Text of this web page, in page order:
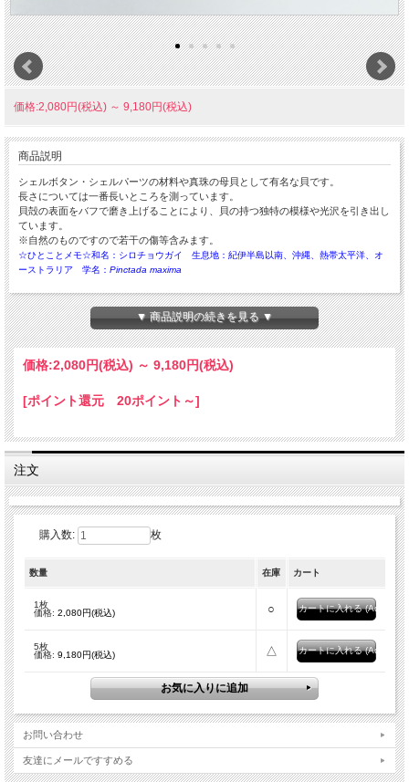
価格:2,080円(税込) ～ 9,180円(税込)
商品説明
シェルボタン・シェルパーツの材料や真珠の母貝として有名な貝です。
長さについては一番長いところを測っています。
貝殻の表面をバフで磨き上げることにより、貝の持つ独特の模様や光沢を引き出し
ています。
※自然のものですので若干の傷等含みます。
☆ひとことメモ☆和名：シロチョウガイ 生息地：紀伊半島以南、沖縄、熱帯太平洋、オ
ーストラリア 学名： Pinctada maxima
≪10枚≫大口特価はこちら※専用のパスワードが必要です
パスワード申請ページはこちら▼ 商品説明の続きを見る ▼
価格:2,080円(税込) ～ 9,180円(税込)
[ポイント還元 20ポイント～]
注文
購入数: 枚
数量 在庫 カート
1枚
価格: 2,080円(税込) ○
5枚
価格: 9,180円(税込) △
お問い合わせ
友達にメールですすめる